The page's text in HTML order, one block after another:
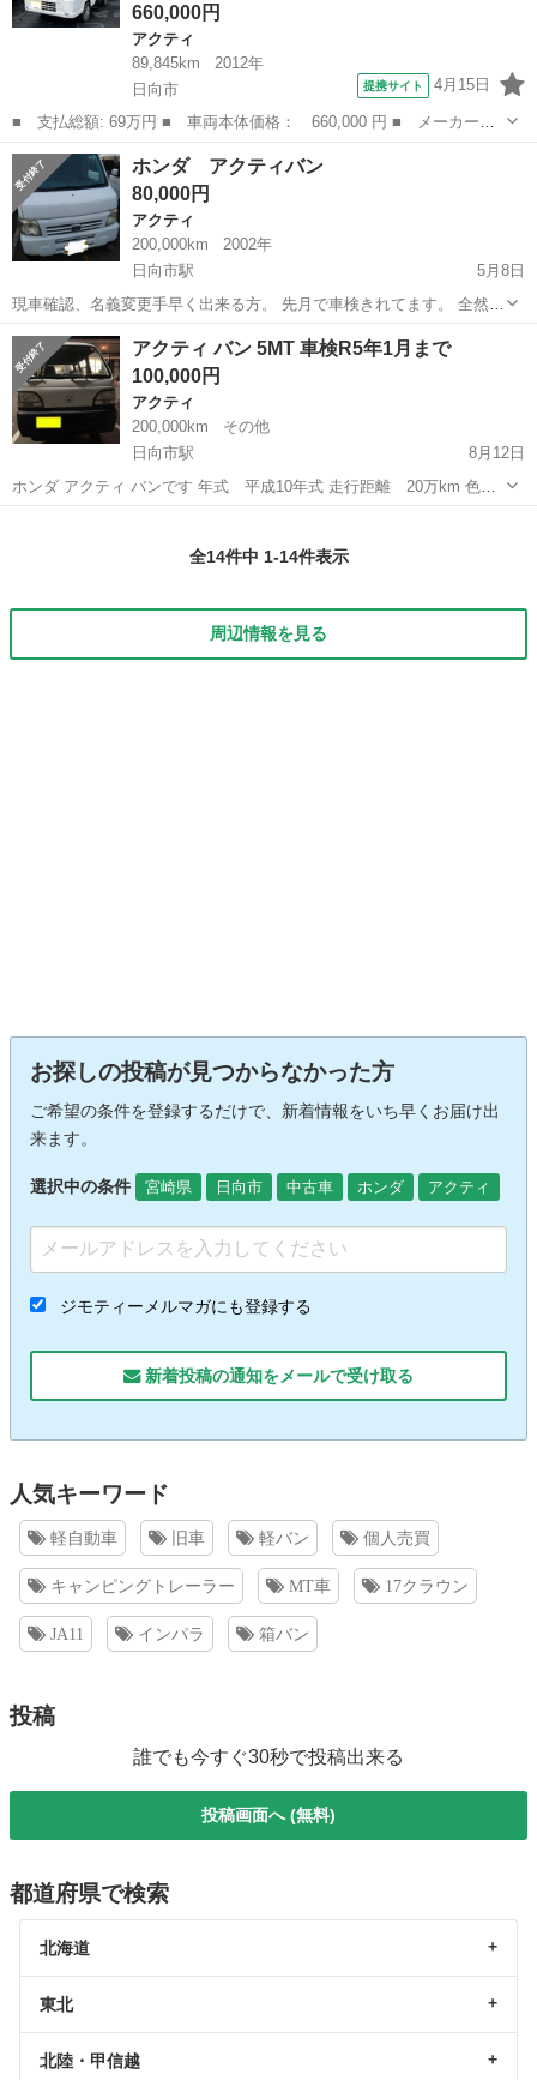
660,000円
アクティ
89,845km
2012年
日向市
提携サイト 4月15日
■ 支払総額: 69万円 ■ 車両本体価格： 660,000 円 ■ メーカー
名： ホンダ ■ 車種名： アクティトラック ■ グレード名： Ｓ
ＤＸ ４ＷＤ 軽トラック ＭＴ キーレスエントリー アルミホイ
ール エアコン ...
宮崎 日向市 アクティ
ホンダ アクティバン
80,000円
アクティ
200,000km
2002年
日向市駅
5月8日
現車確認、名義変更手早く出来る方。 先月で車検きれてます。 全然普
通に走ります。
宮崎 日向市 日向市駅 アクティ
アクティ バン 5MT 車検R5年1月まで
100,000円
アクティ
200,000km
その他
日向市駅
8月12日
ホンダ アクティ バンです 年式 平成10年式 走行距離 20万km 色
ホワイト ミッション 5MT 排気量660cc ガソリン車 2WD 車検 令和
全14件中 1-14件表示
周辺情報を見る
お探しの投稿が見つからなかった方
ご希望の条件を登録するだけで、新着情報をいち早くお届け出
来ます。
選択中の条件 宮崎県 日向市 中古車 ホンダ アクティ
ジモティーメルマガにも登録する
新着投稿の通知をメールで受け取る
人気キーワード
軽自動車 旧車 軽バン 個人売買
キャンピングトレーラー MT車 17クラウン
JA11 インパラ 箱バン
投稿
誰でも今すぐ30秒で投稿出来る
投稿画面へ (無料)
都道府県で検索
北海道
東北
北陸・甲信越